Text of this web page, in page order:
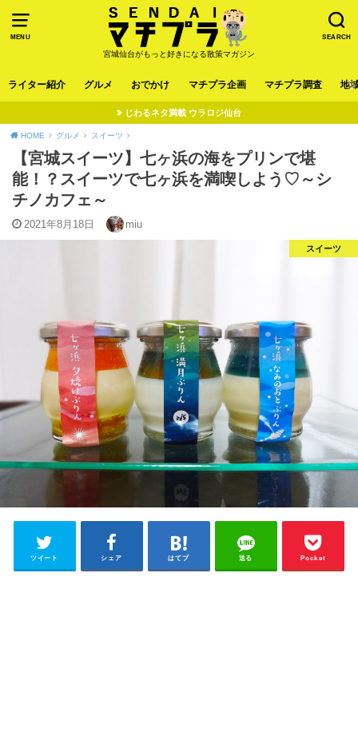
MENU SEARCH
宮城仙台がもっと好きになる散策マガジン
ライター紹介 グルメ おでかけ マチプラ企画 マチプラ調査 地
じわるネタ満載 ウラロジ仙台
HOME グルメ スイーツ
【宮城スイーツ】七ヶ浜の海をプリンで堪
能！？スイーツで七ヶ浜を満喫しよう♡～シ
チノカフェ～
2021年8月18日 miu
スイーツ
ツイート シェア はてブ 送る Pocket